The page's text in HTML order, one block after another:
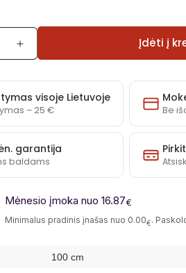
Padidinti
Fotelis
Loft
kiekį
Įdėti į
visoje Lietuvoje
– 25 € Be
garantija
baldams
Mėnesio įmoka nuo 16.87€
Minimalus pradinis įnašas nuo 0.00€.
100 cm